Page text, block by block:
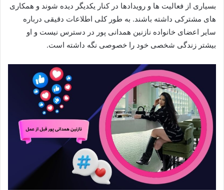
بسیاری از فعالیت‌ ها و رویدادها در کنار یکدیگر دیده شوند و همکاری‌
های مشترکی داشته باشند. به‌ طور کلی اطلاعات دقیقی درباره
سایر اعضای خانواده نازنین همدانی پور در دسترس نیست و او
بیشتر زندگی شخصی خود را خصوصی نگه داشته است.